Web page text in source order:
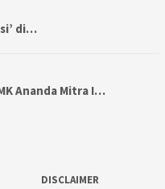
di…
Ananda Mitra I…
DISCLAIMER